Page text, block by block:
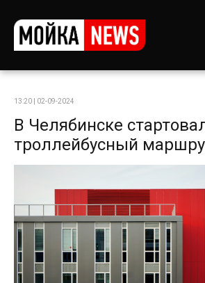
13:20 | 02-09-2024
В Челябинске
троллейбусный